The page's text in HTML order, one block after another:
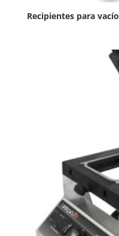
Recipientes para vacío